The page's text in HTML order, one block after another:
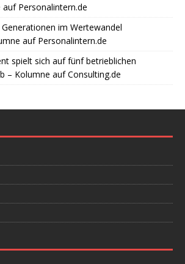
Personalintern.de
im Wertewandel
auf Personalintern.de
spielt sich auf fünf betrieblichen
– Kolumne auf Consulting.de